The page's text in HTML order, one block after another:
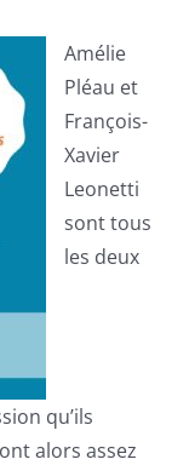
Amélie
Pléau et
François-
Xavier
Leonetti
sont tous
les deux
qu’ils
alors assez